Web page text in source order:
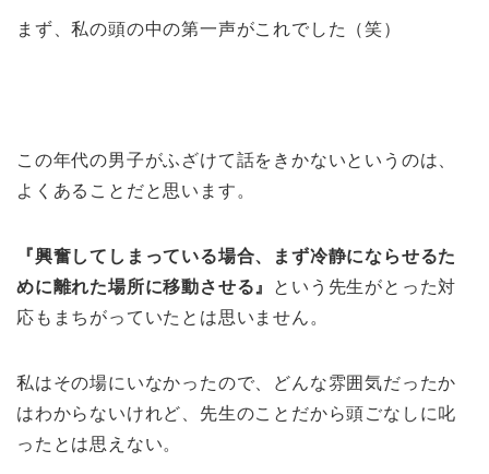
まず、私の頭の中の第一声がこれでした（笑）
この年代の男子がふざけて話をきかないというのは、
よくあることだと思います。
『興奮してしまっている場合、まず冷静にならせるた
めに離れた場所に移動させる』
という先生がとった対
応もまちがっていたとは思いません。
私はその場にいなかったので、どんな雰囲気だったか
はわからないけれど、先生のことだから頭ごなしに叱
ったとは思えない。